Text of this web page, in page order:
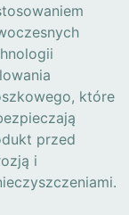
które
przed
i